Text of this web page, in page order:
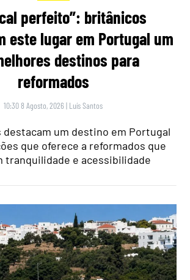
perfeito”: britânicos
este lugar em Portugal um
destinos para
reformados
10:30 8 Agosto, 2026 | Luís Santos
destacam um destino em Portugal
que oferece a reformados que
tranquilidade e acessibilidade